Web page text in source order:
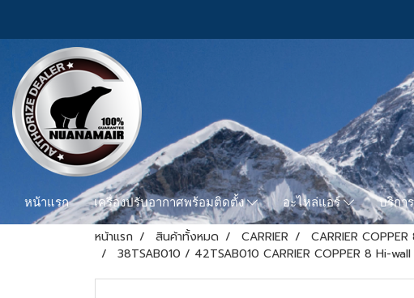
หน้าแรก เครื่องปรับอากาศพร้อมติดตั้ง อะไหล่แอร์ บริกา
หน้าแรก สินค้าทั้งหมด CARRIER
CARRIER
38TSAB010 / 42TSAB010 CARRIER COPPER 8 Hi-